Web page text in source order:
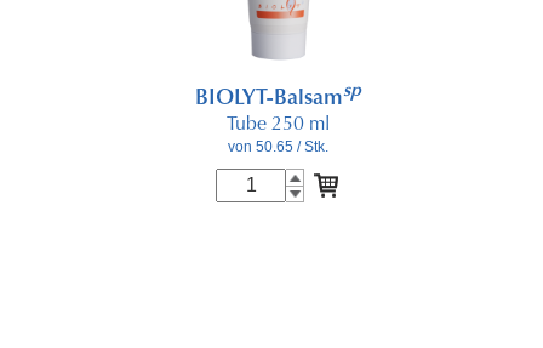
BIOLYT-Balsamsp
Tube 250 ml
von 50.65 / Stk.